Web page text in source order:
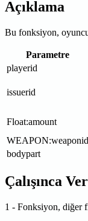
Açıklama
Bu fonksiyon, oyuncu
Parametre
playerid
issuerid
Float:amount
WEAPON:weaponid
bodypart
Çalışınca
1 - Fonksiyon, diğer